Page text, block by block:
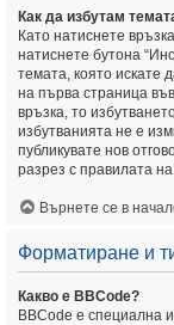
Как да избутам
Като натиснете
натиснете бутона
темата, която искате
на първа страница
връзка, то
избутванията не е
публикувате нов
разрез с правилата
Върнете се в
Форматиране и
Какво е BBCode?
BBCode е специална